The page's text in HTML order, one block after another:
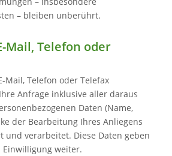
– bleiben unberührt.
Mail, Telefon oder
Mail, Telefon oder Telefax
Anfrage inklusive aller daraus
Daten (Name,
der Bearbeitung Ihres Anliegens
und verarbeitet. Diese Daten geben
weiter.